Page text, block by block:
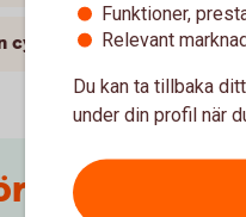
Funktioner,
Relevant
Du kan ta tillbaka
under din profil när